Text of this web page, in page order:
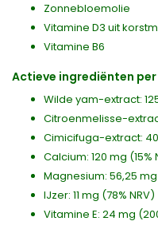
Zonnebloemolie
Vitamine D3 uit
Vitamine B6
Actieve ingrediënten
Wilde yam-extract:
Citroenmelisse-
Cimicifuga-extract:
Calcium: 120 mg (15%
Magnesium: 56,25 mg
IJzer: 11 mg (78% NRV)
Vitamine E: 24 mg